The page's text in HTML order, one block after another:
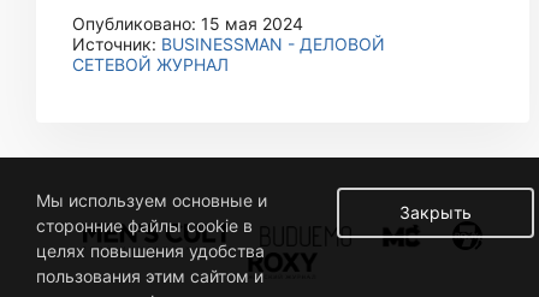
Опубликовано: 15 мая 2024
Источник: BUSINESSMAN - ДЕЛОВОЙ
СЕТЕВОЙ ЖУРНАЛ
Закрыть
Мы используем основные и
сторонние файлы cookie в
целях повышения удобства
пользования этим сайтом и